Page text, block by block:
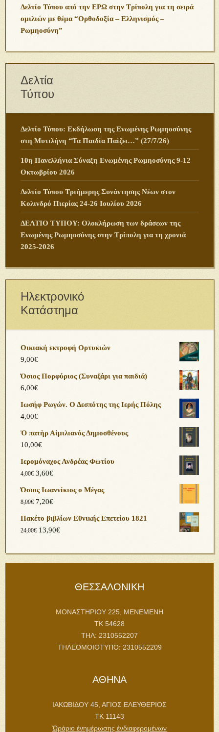
Δελτίο Τύπου από την ΕΡΩ στην Τρίπολη για τη σειρά
ομιλιών με θέμα “Ορθοδοξία – Ελληνισμός –
Ρωμηοσύνη”
Δελτία
Τύπου
Δελτίο Τύπου: Εκδήλωση της Ενωμένης Ρωμηοσύνης
στη Μυτιλήνη “Τα Παιδία Παίζει…” (27/7/26)
10η Πανελλήνια Σύναξη Ενωμένης Ρωμηοσύνης 9-12
Οκτωβρίου 2026
Δελτίο Τύπου Τριήμερης Συνάντησης Νέων στον
Κολινδρό Πιερίας 24-26 Ιουλίου 2026
ΔΕΛΤΙΟ ΤΥΠΟΥ: Ολοκλήρωση των δράσεων της
Ενωμένης Ρωμηοσύνης στην Τρίπολη για τη χρονιά
2025-2026
Ηλεκτρονικό
Κατάστημα
Οικιακή εκτροφή Ορτυκιών
9,00€
Όσιος Πορφύριος (Συναξάρι για παιδιά)
6,00€
Ιωσήφ Ρωγών. Ο Δεσπότης της Ιερής Πόλης
4,00€
Ὁ πατὴρ Αἰμιλιανός Δημοσθένους
10,00€
Ιερομόναχος Ανδρέας Φωτίου
4,00€ 3,60€
Όσιος Ιωαννίκιος ο Μέγας
8,00€ 7,20€
Πακέτο βιβλίων Εθνικής Επετείου 1821
24,00€ 13,90€
ΘΕΣΣΑΛΟΝΙΚΗ
ΜΟΝΑΣΤΗΡΙΟΥ 225, ΜΕΝΕΜΕΝΗ
ΤΚ 54628
ΤΗΛ: 2310552207
ΤΗΛΕΟΜΟΙΟΤΥΠΟ: 2310552209
ΑΘΗΝΑ
ΙΑΚΩΒΙΔΟΥ 45, ΑΓΙΟΣ ΕΛΕΥΘΕΡΙΟΣ
ΤΚ 11143
Ὡράριο ἐνημέρωσης ἐνδιαφερομένων